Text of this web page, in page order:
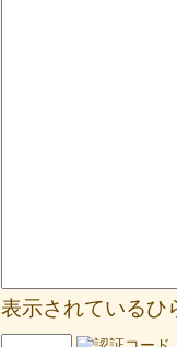
表示されているひ